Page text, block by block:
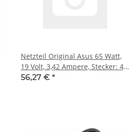
Netzteil Original Asus 65 Watt,
19 Volt, 3,42 Ampere, Stecker: 4,5
mm x 2,9 mm
56,27 € *